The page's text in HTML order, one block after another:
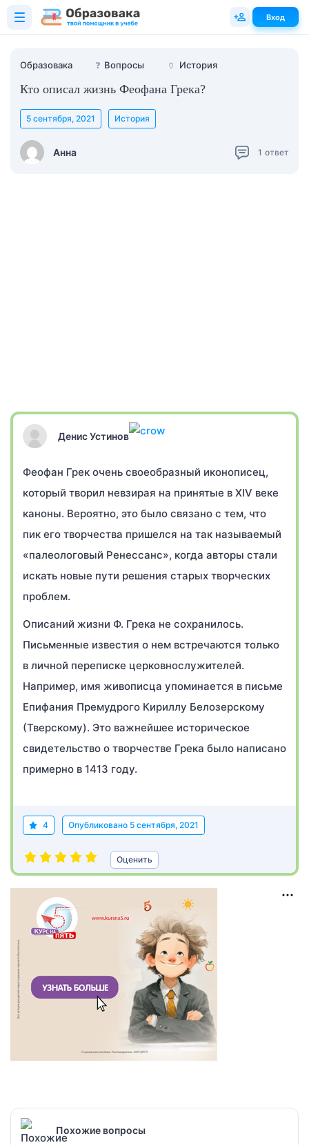
Образовака ❓ Вопросы 🏺 История
Кто описал жизнь Феофана Грека?
Анна
5 сентября, 2021 История
1 ответ
Денис Устинов
Феофан Грек очень своеобразный иконописец,
который творил невзирая на принятые в XIV веке
каноны. Вероятно, это было связано с тем, что
пик его творчества пришелся на так называемый
«палеологовый Ренессанс», когда авторы стали
искать новые пути решения старых творческих
проблем.
Описаний жизни Ф. Грека не сохранилось.
Письменные известия о нем встречаются только
в личной переписке церковнослужителей.
Например, имя живописца упоминается в письме
Епифания Премудрого Кириллу Белозерскому
(Тверскому). Это важнейшее историческое
свидетельство о творчестве Грека было написано
примерно в 1413 году.
4 Опубликовано 5 сентября, 2021
Оценить
Похожие вопросы
Вход